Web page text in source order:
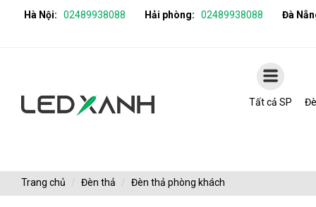
Hà Nội: 02489938088 Hải phòng: 02489938088 Đà
Tất cả SP
Trang chủ Đèn thả Đèn thả phòng khách